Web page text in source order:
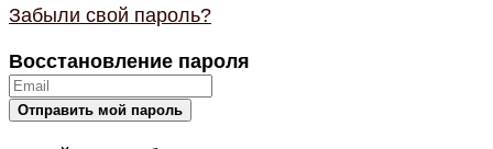
Забыли свой пароль?
Восстановление пароля